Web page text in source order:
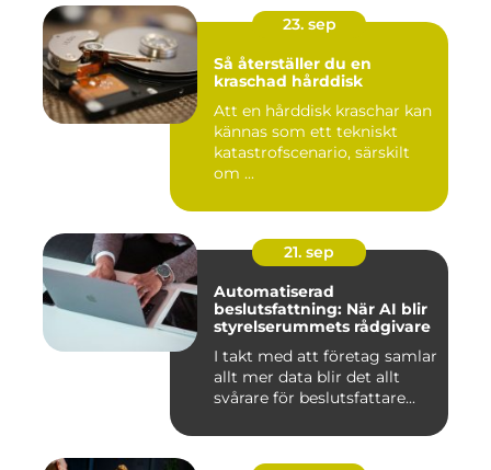
23. sep
Så återställer du en
kraschad hårddisk
Att en hårddisk kraschar kan
kännas som ett tekniskt
katastrofscenario, särskilt
om ...
21. sep
Automatiserad
beslutsfattning: När AI blir
styrelserummets rådgivare
I takt med att företag samlar
allt mer data blir det allt
svårare för beslutsfattare...